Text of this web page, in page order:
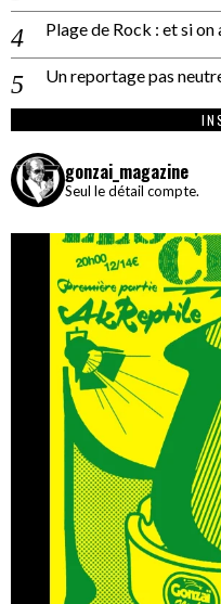
Plage de Rock : et si on
Un reportage pas
gonzai_magazine
Seul le détail compte.